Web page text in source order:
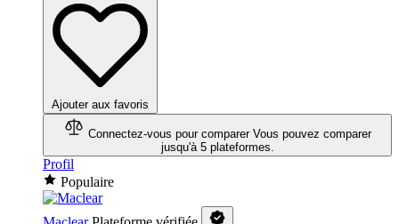
Ajouter aux favoris
Connectez-vous pour comparer Vous pouvez comparer
jusqu'à 5 plateformes.
Profil
Populaire